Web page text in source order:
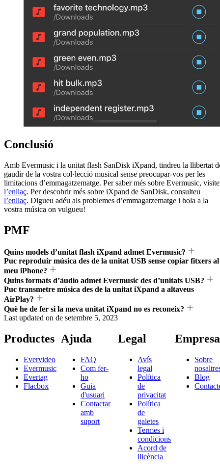
Conclusió
Amb Evermusic i la unitat flash SanDisk iXpand, tindreu la llibertat
gaudir de la vostra col·lecció musical sense preocupar-vos per les
limitacions d’emmagatzematge. Per saber més sobre Evermusic,
l’enllaç. Per descobrir més sobre iXpand de SanDisk, consulteu
l’enllaç. Digueu adéu als problemes d’emmagatzematge i hola a la
vostra música on vulgueu!
PMF
Quins models d’unitat flash iXpand admet Evermusic?
Puc reproduir música des de la unitat USB sense copiar fitxers al
meu iPhone?
Quins formats d’àudio admet Evermusic des d’unitats USB?
Puc transmetre música des de la unitat iXpand a altaveus
AirPlay?
Què he de fer si la meva unitat iXpand no es reconeix?
Last updated on de setembre 5, 2023
Productes
Evervideo
Evermusic
Evertag
Flacbox
Ajuda
FAQ
Com fer-
ho
Guia
d'usuari
Contactar
amb
suport
Legal
Avís
legal
Política
de
privacitat
Política
de
galetes
Termes i
condicions
Acord de
llicència
Empresa
Sobre
Blog